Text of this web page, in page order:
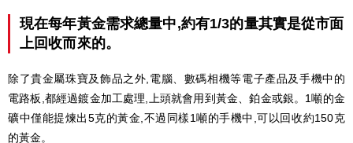
現在每年黃金需求總量中,約有1/3的量其實是從市面
上回收而來的。
除了貴金屬珠寶及飾品之外,電腦、數碼相機等電子產品及手機中的
電路板,都經過鍍金加工處理,上頭就會用到黃金、鉑金或銀。1噸的金
礦中僅能提煉出5克的黃金,不過同樣1噸的手機中,可以回收約150克
的黃金。